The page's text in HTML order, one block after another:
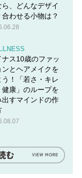
ら、どんなデザイ
合わせる小物は？
ナス10歳のファッ
ンとヘアメイクを
う！「若さ・キレ
健康」のループを
出すマインドの作